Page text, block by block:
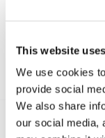
This website
We use cookies
provide social
We also share
our social media,